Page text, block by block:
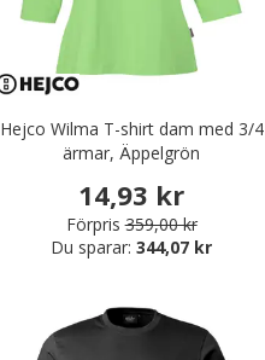
Hejco Wilma T-shirt dam med 3/4
ärmar, Äppelgrön
14,93 kr
Förpris 359,00 kr
Du sparar:344,07 kr